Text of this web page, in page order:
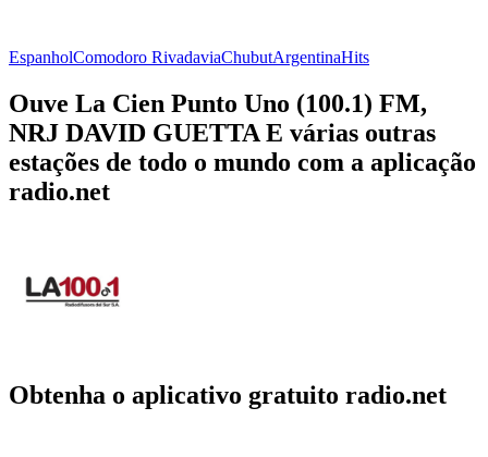
EspanholComodoro RivadaviaChubutArgentinaHits
Ouve La Cien Punto Uno (100.1) FM,
NRJ DAVID GUETTA E várias outras
estações de todo o mundo com a aplicação
radio.net
Obtenha o aplicativo gratuito radio.net